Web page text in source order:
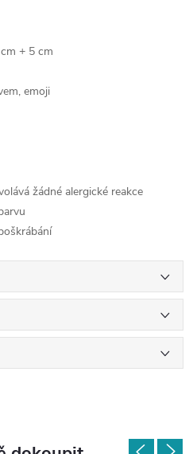
+ 5 cm
emoji
žádné alergické reakce